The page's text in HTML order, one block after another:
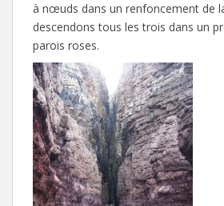
à nœuds dans un renfoncement de
descendons tous les trois dans un
parois roses.